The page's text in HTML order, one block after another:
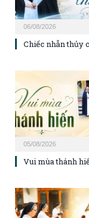
06/08/2026
Chiếc nhẫn thủy
05/08/2026
Vui mùa thánh